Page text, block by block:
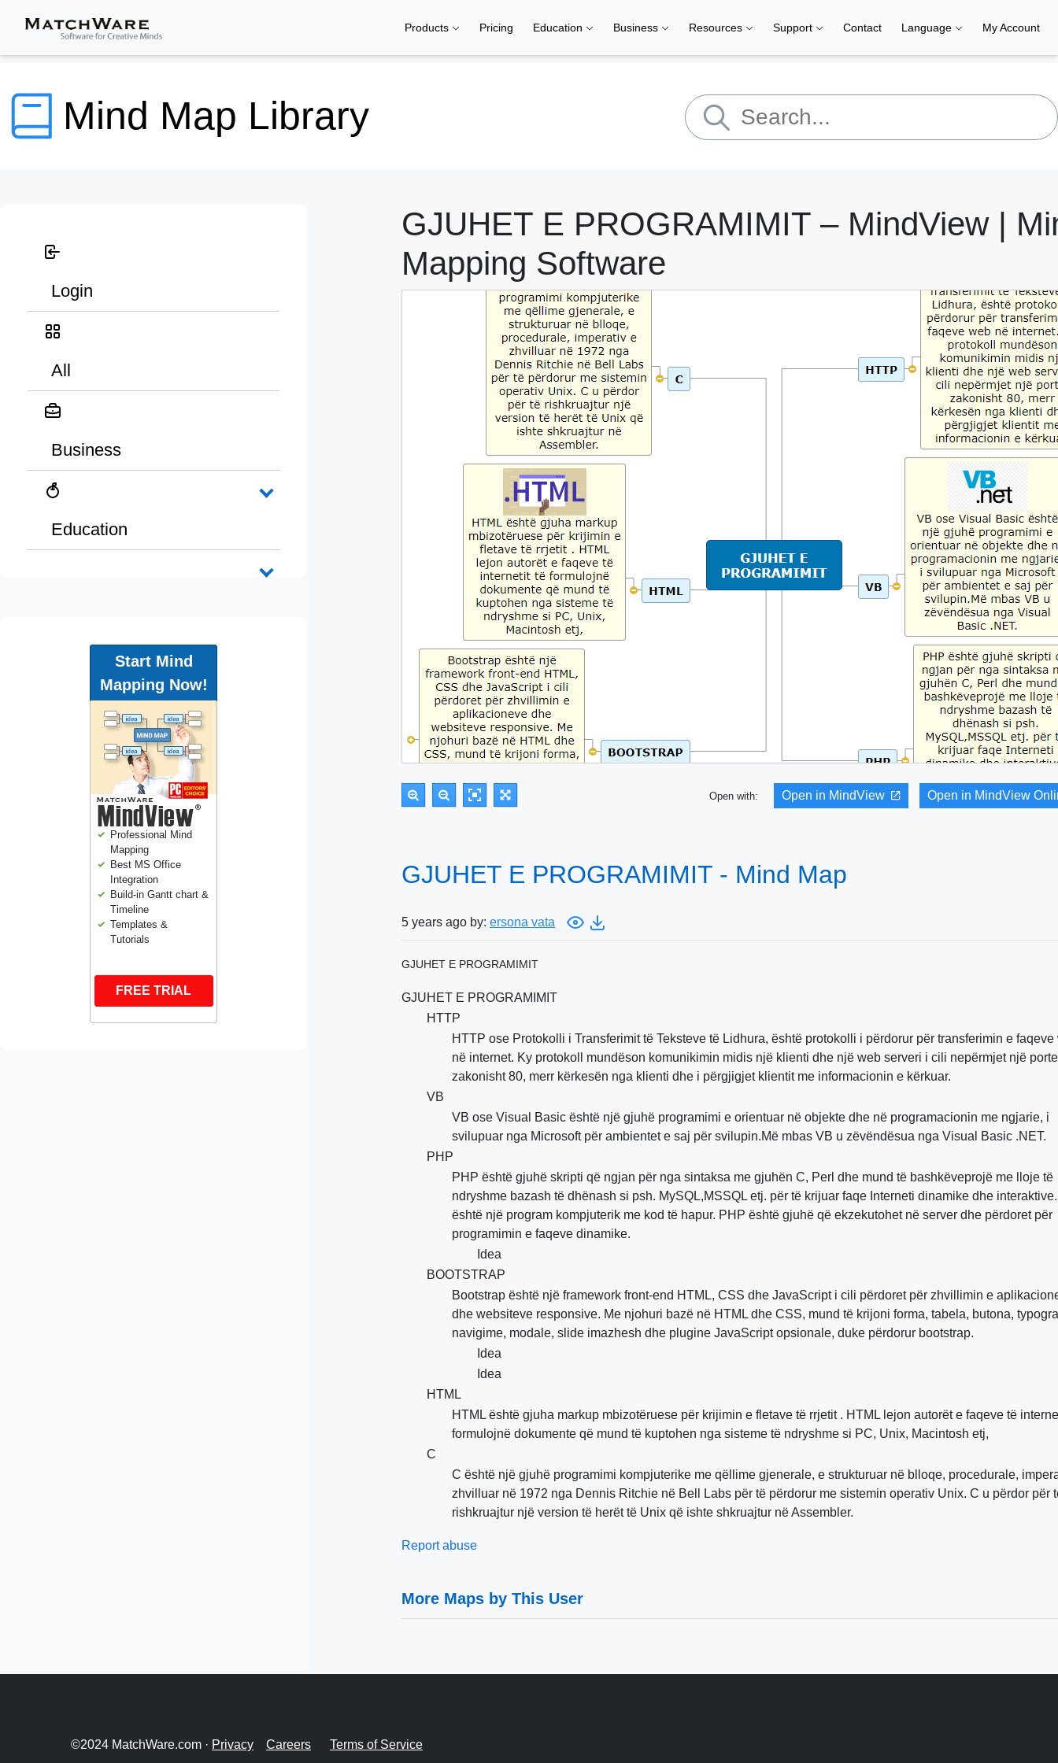
Products Pricing Education Business Resources Support Contact Language My Account
Mind Map Library
Login
All
Business
Education
Start Mind
Mapping Now!
Professional Mind
Mapping
Best MS Office
Integration
Build-in Gantt chart &
Timeline
Templates &
Tutorials
FREE TRIAL
GJUHET E PROGRAMIMIT – MindView |
Mapping Software
Open with: Open in MindView Open in MindView
GJUHET E PROGRAMIMIT - Mind Map
5 years ago by: ersona vata
GJUHET E PROGRAMIMIT
GJUHET E PROGRAMIMIT
HTTP
HTTP ose Protokolli i Transferimit të Teksteve të Lidhura, është protokolli i përdorur për transferimin e faqeve
në internet. Ky protokoll mundëson komunikimin midis një klienti dhe një web serveri i cili nepërmjet një
zakonisht 80, merr kërkesën nga klienti dhe i përgjigjet klientit me informacionin e kërkuar.
VB
VB ose Visual Basic është një gjuhë programimi e orientuar në objekte dhe në programacionin me ngjarie, i
svilupuar nga Microsoft për ambientet e saj për svilupin.Më mbas VB u zëvëndësua nga Visual Basic .NET.
PHP
PHP është gjuhë skripti që ngjan për nga sintaksa me gjuhën C, Perl dhe mund të bashkëveprojë me lloje të
ndryshme bazash të dhënash si psh. MySQL,MSSQL etj. për të krijuar faqe Interneti dinamike dhe
është një program kompjuterik me kod të hapur. PHP është gjuhë që ekzekutohet në server dhe përdoret për
programimin e faqeve dinamike.
Idea
BOOTSTRAP
Bootstrap është një framework front-end HTML, CSS dhe JavaScript i cili përdoret për zhvillimin e
dhe websiteve responsive. Me njohuri bazë në HTML dhe CSS, mund të krijoni forma, tabela, butona,
navigime, modale, slide imazhesh dhe plugine JavaScript opsionale, duke përdorur bootstrap.
Idea
Idea
HTML
HTML është gjuha markup mbizotëruese për krijimin e fletave të rrjetit . HTML lejon autorët e faqeve të
formulojnë dokumente që mund të kuptohen nga sisteme të ndryshme si PC, Unix, Macintosh etj,
C
C është një gjuhë programimi kompjuterike me qëllime gjenerale, e strukturuar në blloqe, procedurale,
zhvilluar në 1972 nga Dennis Ritchie në Bell Labs për të përdorur me sistemin operativ Unix. C u përdor për
rishkruajtur një version të herët të Unix që ishte shkruajtur në Assembler.
Report abuse
More Maps by This User
©2024 MatchWare.com · Privacy Careers Terms of Service